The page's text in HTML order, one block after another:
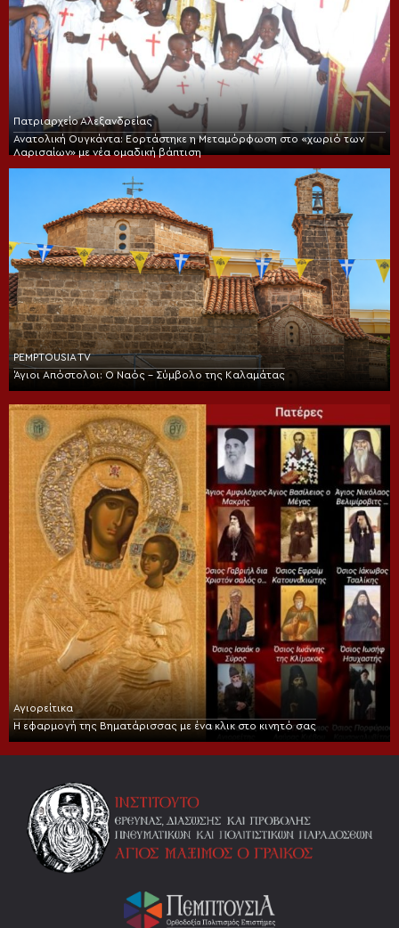
Πατριαρχείο Αλεξανδρείας
Ανατολική Ουγκάντα: Εορτάστηκε η Μεταμόρφωση στο «χωριό των
Λαρισαίων» με νέα ομαδική βάπτιση
PEMPTOUSIA TV
Άγιοι Απόστολοι: Ο Ναός – Σύμβολο της Καλαμάτας
Αγιορείτικα
Η εφαρμογή της Βηματάρισσας με ένα κλικ στο κινητό σας